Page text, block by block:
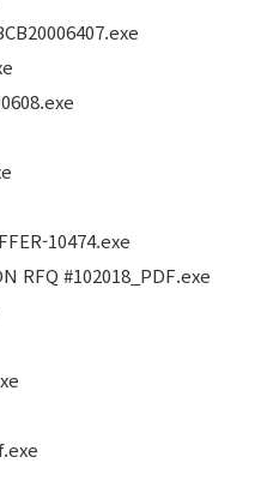
10474.exe
RFQ #102018_PDF.exe